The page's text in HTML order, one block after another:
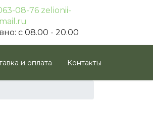
08-76 zelionii-
с 08.00 - 20.00
и оплата Контакты